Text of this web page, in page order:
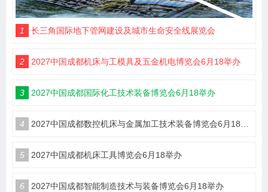
1 长三角国际地下管网建设及城市生命安全线展览会
2 2027中国成都机床与工模具及五金机电博览会6月18举办
3 2027中国成都国际化工技术装备博览会6月18举办
4 2027中国成都数控机床与金属加工技术装备博览会6月18举办
5 2027中国成都机床工具博览会6月18举办
6 2027中国成都智能制造技术与装备博览会6月18举办